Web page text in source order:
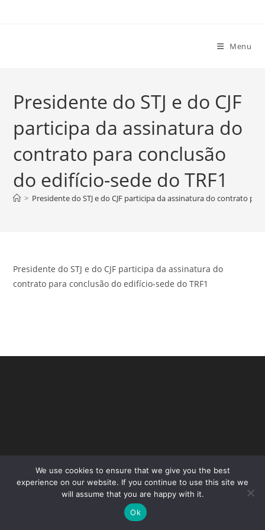
Menu
Presidente do STJ e do CJF
participa da assinatura do
contrato para conclusão
do edifício-sede do TRF1
> Presidente do STJ e do CJF participa da assinatura do contrato
Presidente do STJ e do CJF participa da assinatura do
contrato para conclusão do edifício-sede do TRF1
Copyright - WordPress Theme by OceanWP
We use cookies to ensure that we give you the best
experience on our website. If you continue to use this site we
will assume that you are happy with it.
Ok